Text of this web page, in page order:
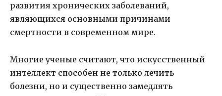
развития хронических заболеваний,
являющихся основными причинами
смертности в современном мире.
Многие ученые считают, что искусственный
интеллект способен не только лечить
болезни, но и существенно замедлять